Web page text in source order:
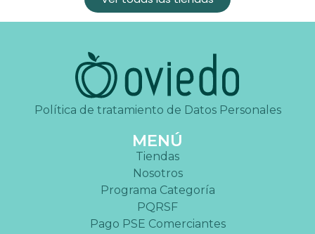
Política de tratamiento de Datos Personales
MENÚ
Tiendas
Nosotros
Programa Categoría
PQRSF
Pago PSE Comerciantes